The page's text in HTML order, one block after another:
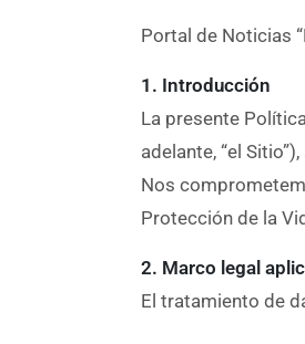
Portal de Noticias
1. Introducción
La presente
adelante, “el
Nos
Protección de la
2. Marco legal
El tratamiento de